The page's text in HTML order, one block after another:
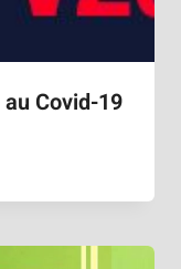
Covid-19